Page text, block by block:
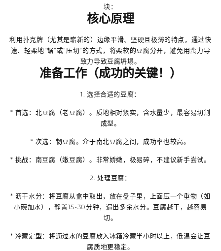
块：
核心原理
利用扑克牌（尤其是崭新的）边缘平滑、坚硬且极薄的特点，通过快
速、轻柔地“锯”或“压切”的方式，将柔软的豆腐分开，避免用蛮力导
致力导致豆腐坍塌。
准备工作（成功的关键！）
1. 选择合适的豆腐：
* 首选：北豆腐（老豆腐） 。质地相对紧实，含水量少，最容易切割
成型。
* 次选：韧豆腐。介于南北豆腐之间，成功率也较高。
* 挑战：南豆腐（嫩豆腐） 。非常娇嫩，极易碎，不建议新手尝试。
2.处理豆腐：
* 沥干水分：将豆腐从盒中取出，放在盘子里，上面压一个重物（如
小碗加水），静置15-30分钟，逼出多余水分。 豆腐越干，越容易
切。
* 冷藏定型：将沥过水的豆腐放入冰箱冷藏半小时以上，低温会让豆
腐质地更稳定。